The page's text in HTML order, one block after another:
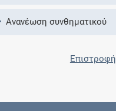
Ανανέωση συνθηματικού
Επιστροφή